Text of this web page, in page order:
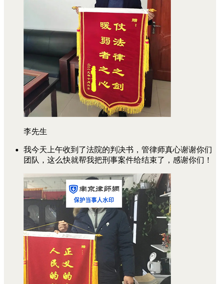
李先生
我今天上午收到了法院的判决书，管律师真心谢谢你们
团队，这么快就帮我把刑事案件给结束了，感谢你们！